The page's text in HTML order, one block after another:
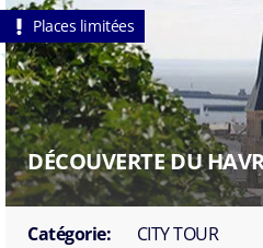
Places limitées
DÉCOUVERTE DU
Catégorie:
CITY TOUR